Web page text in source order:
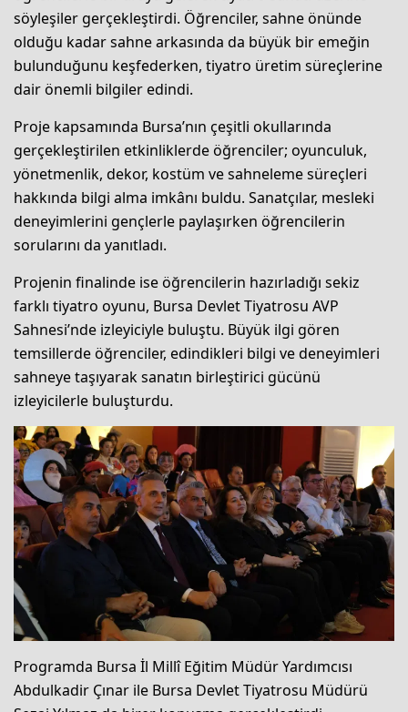
söyleşiler gerçekleştirdi. Öğrenciler, sahne önünde
olduğu kadar sahne arkasında da büyük bir emeğin
bulunduğunu keşfederken, tiyatro üretim süreçlerine
dair önemli bilgiler edindi.
Proje kapsamında Bursa’nın çeşitli okullarında
gerçekleştirilen etkinliklerde öğrenciler; oyunculuk,
yönetmenlik, dekor, kostüm ve sahneleme süreçleri
hakkında bilgi alma imkânı buldu. Sanatçılar, mesleki
deneyimlerini gençlerle paylaşırken öğrencilerin
sorularını da yanıtladı.
Projenin finalinde ise öğrencilerin hazırladığı sekiz
farklı tiyatro oyunu, Bursa Devlet Tiyatrosu AVP
Sahnesi’nde izleyiciyle buluştu. Büyük ilgi gören
temsillerde öğrenciler, edindikleri bilgi ve deneyimleri
sahneye taşıyarak sanatın birleştirici gücünü
izleyicilerle buluşturdu.
Programda Bursa İl Millî Eğitim Müdür Yardımcısı
Abdulkadir Çınar ile Bursa Devlet Tiyatrosu Müdürü